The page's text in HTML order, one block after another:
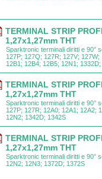
TERMINAL STRIP
1,27x1,27mm THT
Sparktronic terminali diritti e 90°
127P; 127Q; 127R; 127V;
12B1; 12B4; 12B5; 12N1;
TERMINAL STRIP
1,27x1,27mm THT
Sparktronic terminali diritti e 90°
127P; 127R; 12A0; 12A1; 12A2;
12N2; 1342D; 1342S
TERMINAL STRIP
1,27x1,27mm THT
Sparktronic terminali diritti e 90°
12N2; 12N3; 1372D; 1372S